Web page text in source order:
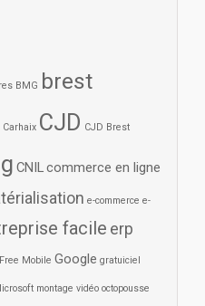
BMG brest
Carhaix CJD CJD Brest
CNILcommerce en ligne
e-commerce e-
facile erp
Free Mobile Google gratuiciel
montage vidéo octopousse